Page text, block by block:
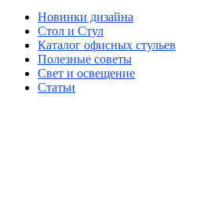
Новинки дизайна
Стол и Стул
Каталог офисных стульев
Полезные советы
Свет и освещение
Статьи